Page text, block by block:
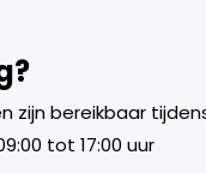
zijn bereikbaar
tot 17:00 uur